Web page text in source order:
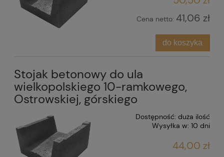
Cena netto: 41,06 zł
do koszyka
Stojak betonowy do ula
wielkopolskiego 10-ramkowego,
Ostrowskiej, górskiego
Dostępność: duża ilość
Wysyłka w: 10 dni
44,00 zł